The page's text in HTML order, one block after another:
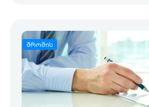
შრომის